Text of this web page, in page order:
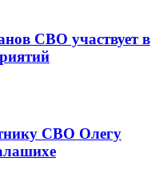
СВО участвует в
СВО Олегу